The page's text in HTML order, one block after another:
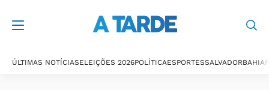
ÚLTIMAS NOTÍCIASELEIÇÕES 2026POLÍTICAESPORTESSALVADORBAHIA